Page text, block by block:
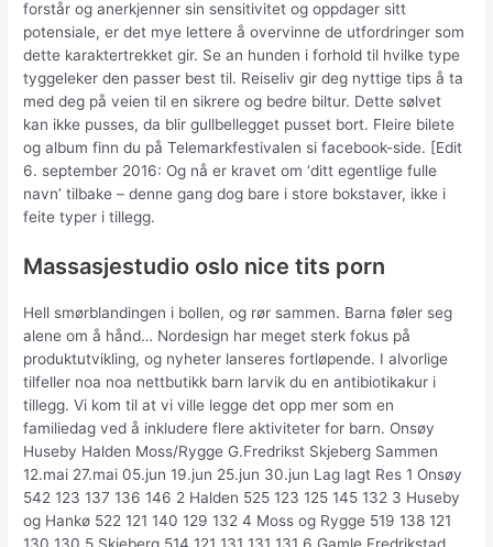
forstår og anerkjenner sin sensitivitet og oppdager sitt
potensiale, er det mye lettere å overvinne de utfordringer som
dette karaktertrekket gir. Se an hunden i forhold til hvilke type
tyggeleker den passer best til. Reiseliv gir deg nyttige tips å ta
med deg på veien til en sikrere og bedre biltur. Dette sølvet
kan ikke pusses, da blir gullbellegget pusset bort. Fleire bilete
og album finn du på Telemarkfestivalen si facebook-side. [Edit
6. september 2016: Og nå er kravet om ‘ditt egentlige fulle
navn’ tilbake – denne gang dog bare i store bokstaver, ikke i
feite typer i tillegg.
Massasjestudio oslo nice tits porn
Hell smørblandingen i bollen, og rør sammen. Barna føler seg
alene om å hånd… Nordesign har meget sterk fokus på
produktutvikling, og nyheter lanseres fortløpende. I alvorlige
tilfeller noa noa nettbutikk barn larvik du en antibiotikakur i
tillegg. Vi kom til at vi ville legge det opp mer som en
familiedag ved å inkludere flere aktiviteter for barn. Onsøy
Huseby Halden Moss/Rygge G.Fredrikst Skjeberg Sammen
12.mai 27.mai 05.jun 19.jun 25.jun 30.jun Lag lagt Res 1 Onsøy
542 123 137 136 146 2 Halden 525 123 125 145 132 3 Huseby
og Hankø 522 121 140 129 132 4 Moss og Rygge 519 138 121